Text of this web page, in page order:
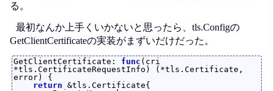
る。
最初なんか上手くいかないと思ったら、tls.Configの
GetClientCertificateの実装がまずいだけだった。
GetClientCertificate: func (cri
*tls.CertificateRequestInfo) (*tls.Certificate,
error) {
return &tls.Certificate{